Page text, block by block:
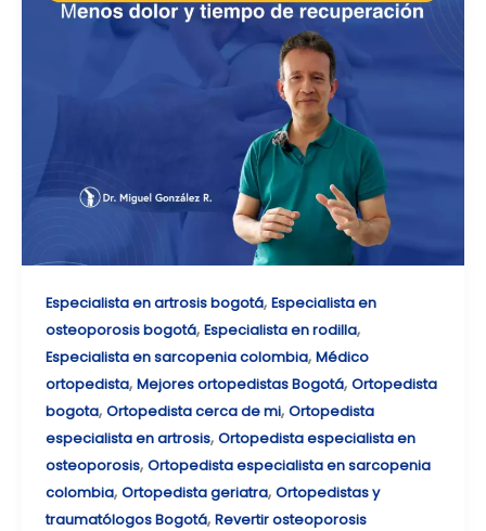
Especialista en artrosis bogotá, Especialista en
osteoporosis bogotá, Especialista en rodilla,
Especialista en sarcopenia colombia, Médico
ortopedista, Mejores ortopedistas Bogotá, Ortopedista
bogota, Ortopedista cerca de mi, Ortopedista
especialista en artrosis, Ortopedista especialista en
osteoporosis, Ortopedista especialista en sarcopenia
colombia, Ortopedista geriatra, Ortopedistas y
traumatólogos Bogotá, Revertir osteoporosis